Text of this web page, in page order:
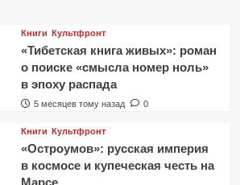
Книги Культфронт
«Тибетская книга живых»: роман
о поиске «смысла номер ноль»
в эпоху распада
5 месяцев тому назад 0
Книги Культфронт
«Остроумов»: русская империя
в космосе и купеческая честь на
Марсе